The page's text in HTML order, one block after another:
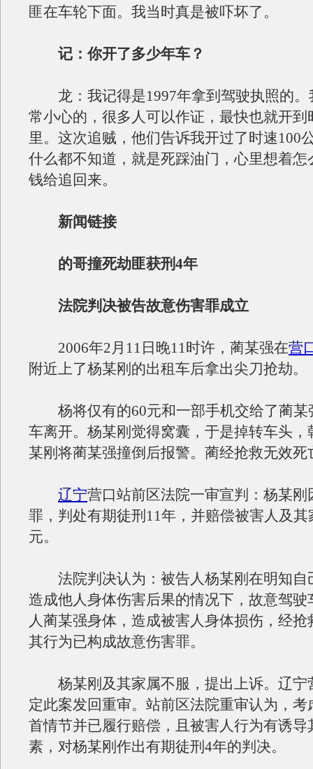
匪在车轮下面。我当时真是被吓坏了。
记：你开了多少年车？
龙：我记得是1997年拿到驾驶执照的。
常小心的，很多人可以作证，最快也就开到
里。这次追贼，他们告诉我开过了时速100
什么都不知道，就是死踩油门，心里想着怎
钱给追回来。
新闻链接
的哥撞死劫匪获刑4年
法院判决被告故意伤害罪成立
2006年2月11日晚11时许，蔺某强在营
附近上了杨某刚的出租车后拿出尖刀抢劫。
杨将仅有的60元和一部手机交给了蔺某
车离开。杨某刚觉得窝囊，于是掉转车头，
某刚将蔺某强撞倒后报警。蔺经抢救无效死
辽宁营口站前区法院一审宣判：杨某刚
罪，判处有期徒刑11年，并赔偿被害人及其
元。
法院判决认为：被告人杨某刚在明知自
造成他人身体伤害后果的情况下，故意驾驶
人蔺某强身体，造成被害人身体损伤，经抢
其行为已构成故意伤害罪。
杨某刚及其家属不服，提出上诉。辽宁
定此案发回重审。站前区法院重审认为，考
首情节并已履行赔偿，且被害人行为有诱导
素，对杨某刚作出有期徒刑4年的判决。